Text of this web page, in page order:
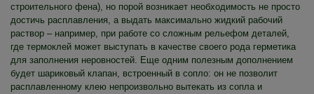
строительного фена), но порой возникает необходимость не просто
достичь расплавления, а выдать максимально жидкий рабочий
раствор – например, при работе со сложным рельефом деталей,
где термоклей может выступать в качестве своего рода герметика
для заполнения неровностей. Еще одним полезным дополнением
будет шариковый клапан, встроенный в сопло: он не позволит
расплавленному клею непроизвольно вытекать из сопла и